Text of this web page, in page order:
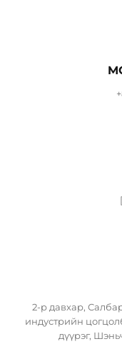
2-р давхар,
индустрийн
дүүрэг,